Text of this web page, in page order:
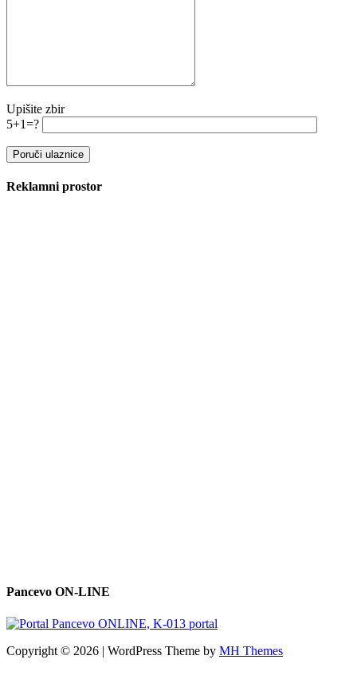
Upišite zbir
5+1=?
Reklamni prostor
Pancevo ON-LINE
Copyright © 2026 | WordPress Theme by MH Themes